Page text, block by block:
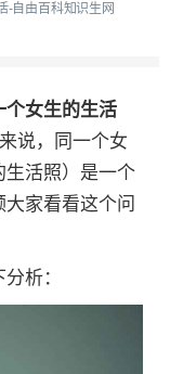
-自由百科知识生网
个女生的生活
说，同一个女
生活照）是一个
家看看这个问
析：